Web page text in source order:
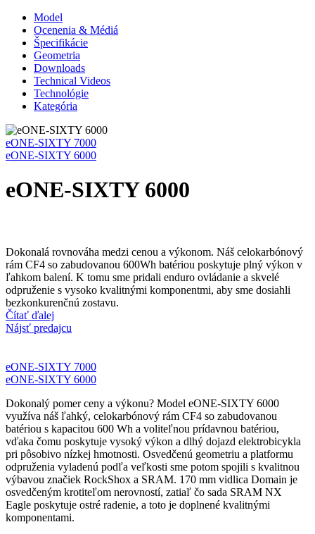
Model
Ocenenia & Médiá
Špecifikácie
Geometria
Downloads
Technical Videos
Technológie
Kategória
eONE-SIXTY 7000
eONE-SIXTY 6000
eONE-SIXTY 6000
Dokonalá rovnováha medzi cenou a výkonom. Náš celokarbónový
rám CF4 so zabudovanou 600Wh batériou poskytuje plný výkon v
ľahkom balení. K tomu sme pridali enduro ovládanie a skvelé
odpruženie s vysoko kvalitnými komponentmi, aby sme dosiahli
bezkonkurenčnú zostavu.
Čítať ďalej
Nájsť predajcu
eONE-SIXTY 7000
eONE-SIXTY 6000
Dokonalý pomer ceny a výkonu? Model eONE-SIXTY 6000
využíva náš ľahký, celokarbónový rám CF4 so zabudovanou
batériou s kapacitou 600 Wh a voliteľnou prídavnou batériou,
vďaka čomu poskytuje vysoký výkon a dlhý dojazd elektrobicykla
pri pôsobivo nízkej hmotnosti. Osvedčenú geometriu a platformu
odpruženia vyladenú podľa veľkosti sme potom spojili s kvalitnou
výbavou značiek RockShox a SRAM. 170 mm vidlica Domain je
osvedčeným krotiteľom nerovností, zatiaľ čo sada SRAM NX
Eagle poskytuje ostré radenie, a toto je doplnené kvalitnými
komponentami.